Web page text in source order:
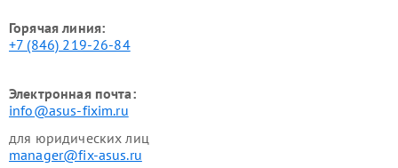
Горячая линия:
+7 (846) 219-26-84
Электронная почта:
info@asus-fixim.ru
для юридических лиц
manager@fix-asus.ru